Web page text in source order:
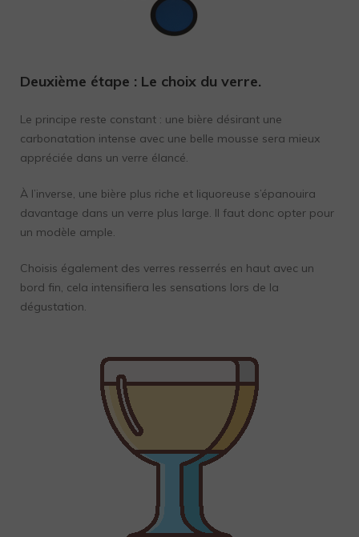
Deuxième étape : Le choix du verre.
Le principe reste constant : une bière désirant une
carbonatation intense avec une belle mousse sera mieux
appréciée dans un verre élancé.
À l’inverse, une bière plus riche et liquoreuse s’épanouira
davantage dans un verre plus large. Il faut donc opter pour
un modèle ample.
Choisis également des verres resserrés en haut avec un
bord fin, cela intensifiera les sensations lors de la
dégustation.